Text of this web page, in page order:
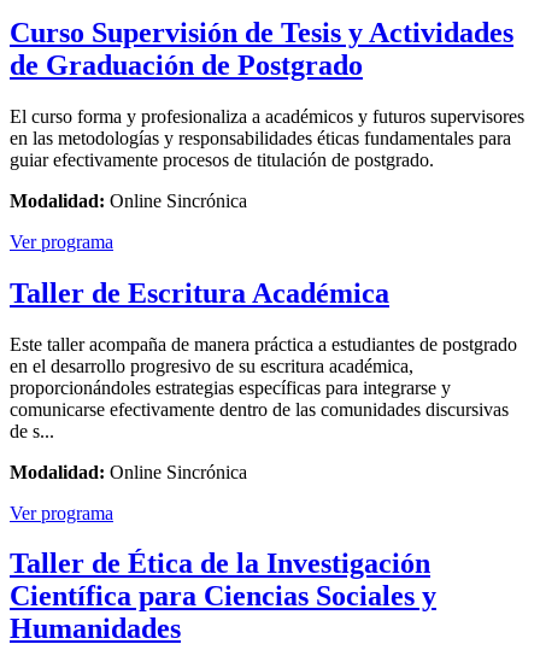
Curso Supervisión de Tesis y Actividades
de Graduación de Postgrado
El curso forma y profesionaliza a académicos y futuros supervisores
en las metodologías y responsabilidades éticas fundamentales para
guiar efectivamente procesos de titulación de postgrado.
Modalidad: Online Sincrónica
Ver programa
Taller de Escritura Académica
Este taller acompaña de manera práctica a estudiantes de postgrado
en el desarrollo progresivo de su escritura académica,
proporcionándoles estrategias específicas para integrarse y
comunicarse efectivamente dentro de las comunidades discursivas
de s...
Modalidad: Online Sincrónica
Ver programa
Taller de Ética de la Investigación
Científica para Ciencias Sociales y
Humanidades